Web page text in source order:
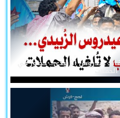
عيدروس الزُبيدي... حضورٌ في